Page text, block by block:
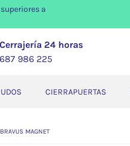
a
Cerrajería 24 horas
687 986 225
CIERRAPUERTAS
MAGNET